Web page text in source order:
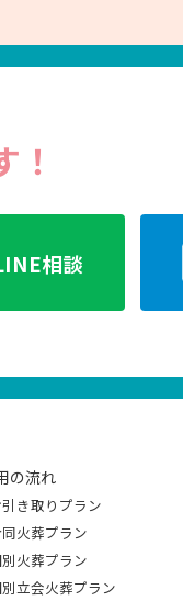
相談
の流れ
き取りプラン
火葬プラン
火葬プラン
立会火葬プラン